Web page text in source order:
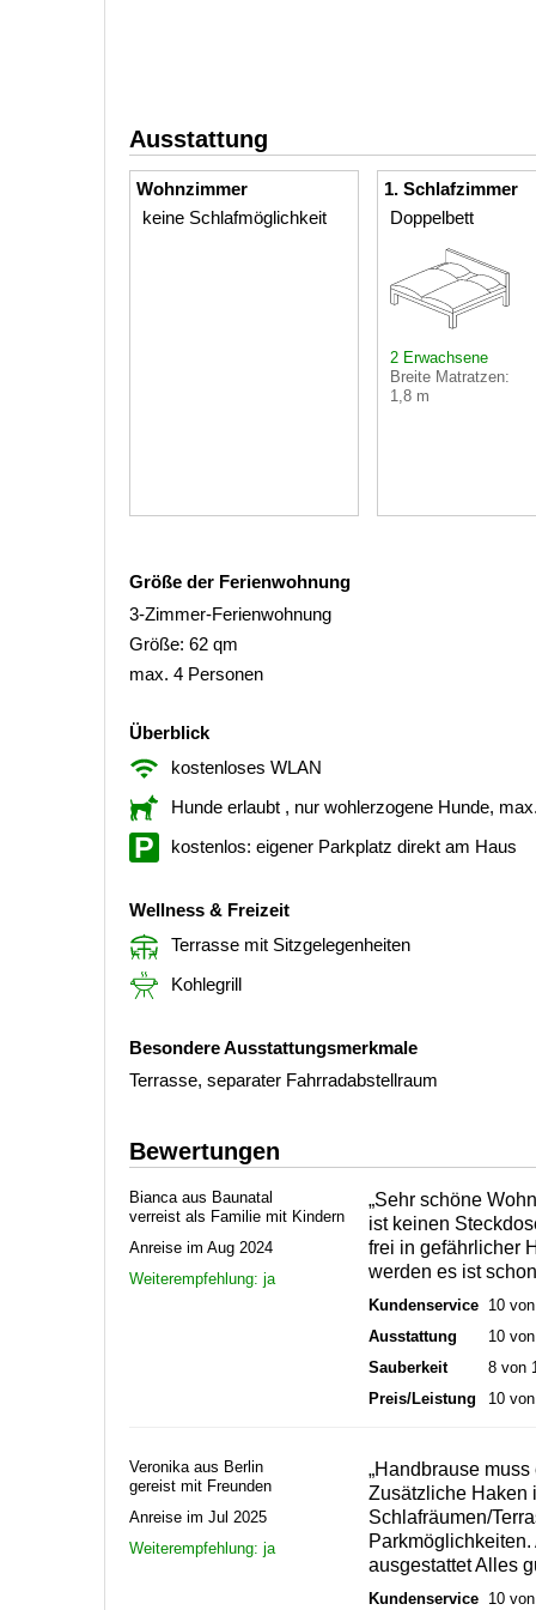
Ausstattung
Wohnzimmer
keine Schlafmöglichkeit
1. Schlafzimmer
Doppelbett
2 Erwachsene
Breite Matratzen:
1,8 m
Größe der Ferienwohnung
3-Zimmer-Ferienwohnung
Größe: 62 qm
max. 4 Personen
Überblick
kostenloses WLAN
Hunde erlaubt , nur wohlerzogene Hunde,
kostenlos: eigener Parkplatz direkt am Haus
Wellness & Freizeit
Terrasse mit Sitzgelegenheiten
Kohlegrill
Besondere Ausstattungsmerkmale
Terrasse, separater Fahrradabstellraum
Bewertungen
Bianca aus Baunatal
verreist als Familie mit Kindern
Anreise im Aug 2024
Weiterempfehlung: ja
„Sehr schöne
ist keinen
frei in gefährlicher
werden es ist
Kundenservice 10
Ausstattung
10
Sauberkeit
8 von
Preis/Leistung
10
Veronika aus Berlin
gereist mit Freunden
Anreise im Jul 2025
Weiterempfehlung: ja
„Handbrause
Zusätzliche Haken
Schlafräumen/
ausgestattet Alles
Kundenservice 10